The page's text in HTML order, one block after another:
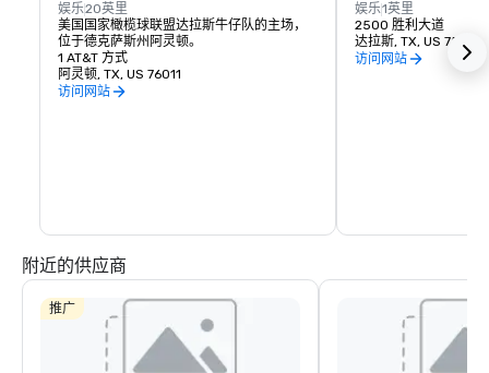
娱乐20英里
美国国家橄榄球联盟达拉斯牛仔队的主场，
位于德克萨斯州阿灵顿。
1 AT&T 方式
阿灵顿, TX, US 76011
访问网站
娱乐1英里
2500 胜利大道
达拉斯, TX, US 75219
访问网站
附近的供应商
推广